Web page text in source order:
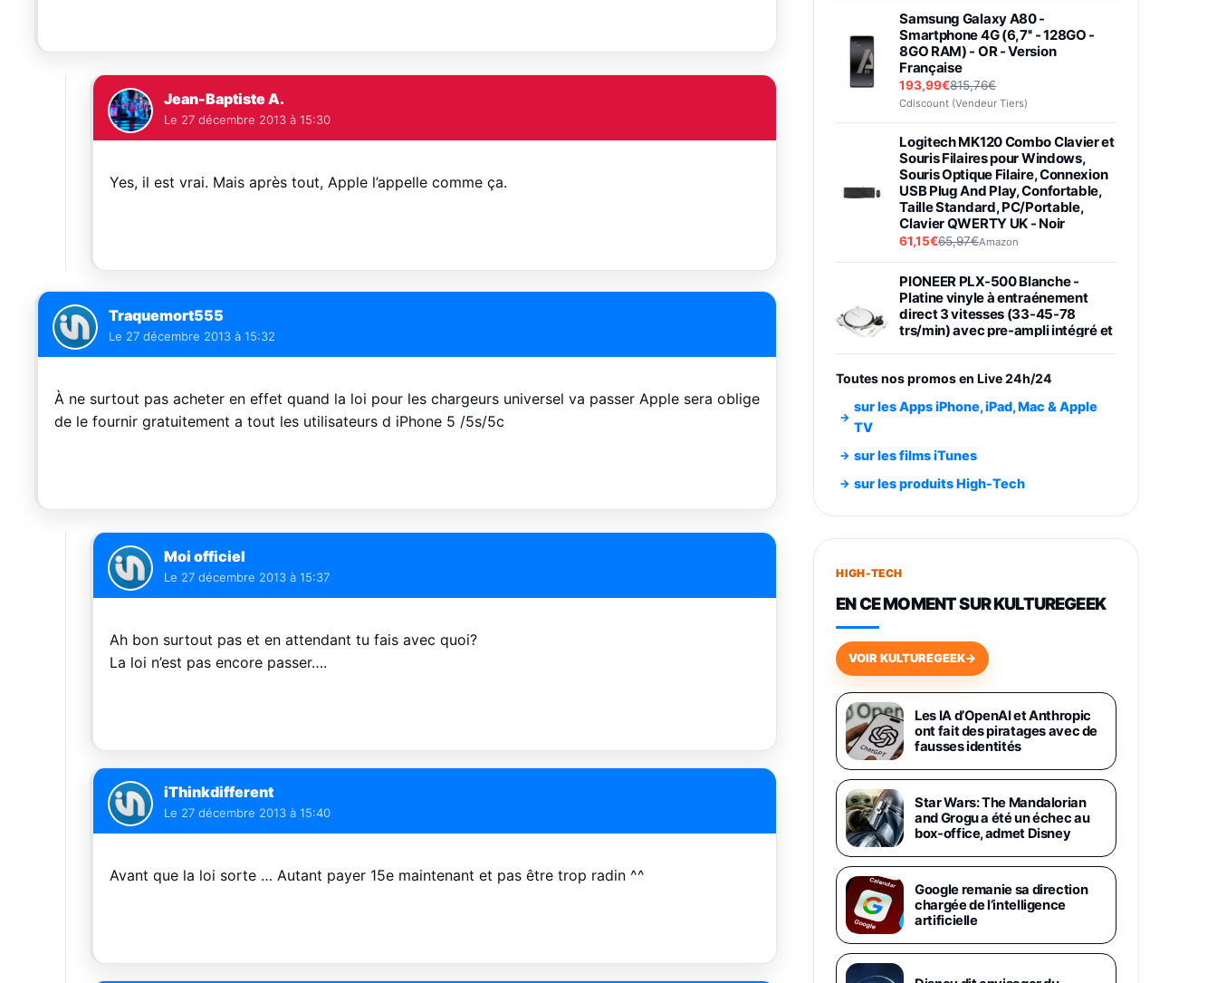
Jean-Baptiste A.
Le 27 décembre 2013 à 15:30
Yes, il est vrai. Mais après tout, Apple l’appelle comme ça.
Traquemort555
Le 27 décembre 2013 à 15:32
À ne surtout pas acheter en effet quand la loi pour les chargeurs universel va passer Apple sera oblige
de le fournir gratuitement a tout les utilisateurs d iPhone 5 /5s/5c
Moi officiel
Le 27 décembre 2013 à 15:37
Ah bon surtout pas et en attendant tu fais avec quoi?
La loi n’est pas encore passer….
iThinkdifferent
Le 27 décembre 2013 à 15:40
Avant que la loi sorte … Autant payer 15e maintenant et pas être trop radin ^^
Samsung Galaxy A80 -
Smartphone 4G (6,7'' - 128GO -
8GO RAM) - OR - Version
Française
193,99€815,76€
Cdiscount (Vendeur Tiers)
Logitech MK120 Combo Clavier et
Souris Filaires pour Windows,
Souris Optique Filaire, Connexion
USB Plug And Play, Confortable,
Taille Standard, PC/Portable,
Clavier QWERTY UK - Noir
61,15€65,97€Amazon
PIONEER PLX-500 Blanche -
Platine vinyle à entraénement
direct 3 vitesses (33-45-78
trs/min) avec pre-ampli intégré et
Smartphone SAMSUNG Galaxy
Smartphone SAMSUNG Galaxy
S26+ Violet 256Go
749,99€1240,43€Fnac (Vendeur Tiers)
648,63€
Smartphone Android 5G avec
Galaxy AI, 512 Go, Chargeur
Secteur Rapide 25W Inclus,
Smartphone déverrouillé, Noir,
Version FR
1019€1399€Fnac (Vendeur Tiers)
Galaxy S26 Ultra 512 Go Bleu
1019€ 1399€ Fnac (Vendeur Tiers)
Galaxy S26 Ultra 256 Go Violet
892€1199€
Philips SHK2000BL - Casque
Enfant - Bleu & Répartiteur Audio
5 Casques, Blanc
24,94€
Toutes nos promos en Live 24h/24
sur les Apps iPhone, iPad, Mac & Apple
TV
sur les films iTunes
sur les produits High-Tech
HIGH-TECH
EN CE MOMENT SUR KULTUREGEEK
VOIR KULTUREGEEK→
Les IA d’OpenAI et Anthropic
ont fait des piratages avec de
fausses identités
Star Wars: The Mandalorian
and Grogu a été un échec au
box-office, admet Disney
Google remanie sa direction
chargée de l’intelligence
artificielle